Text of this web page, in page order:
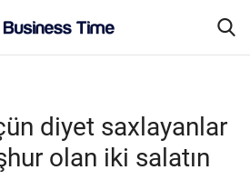
diyet saxlayanlar
olan iki salatın